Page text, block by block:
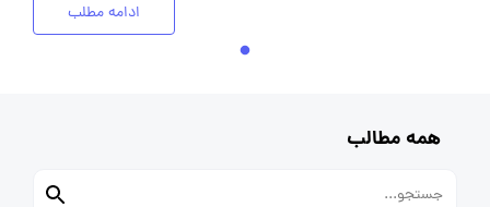
ادامه مطلب
همه مطالب